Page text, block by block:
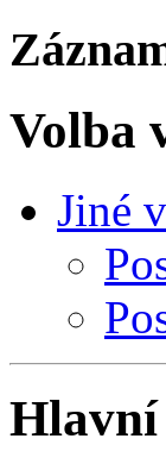
Volba
Jiné
Hlavní